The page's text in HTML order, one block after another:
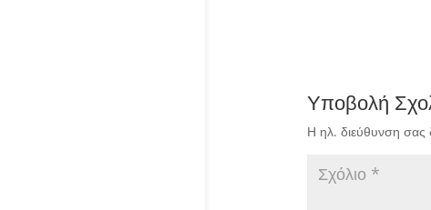
Υποβολή
Η ηλ. διεύθυνση σας